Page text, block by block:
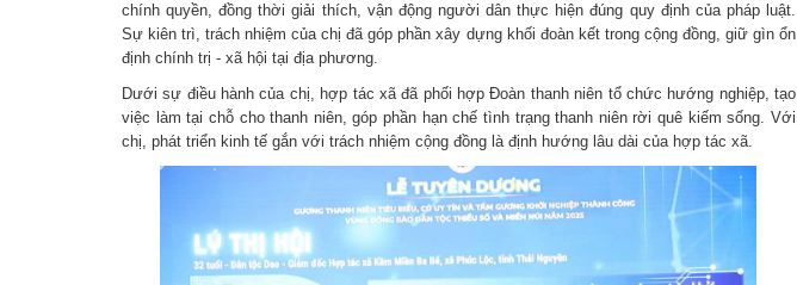
chính quyền, đồng thời giải thích, vận động người dân thực hiện đúng quy định của pháp luật.
Sự kiên trì, trách nhiệm của chị đã góp phần xây dựng khối đoàn kết trong cộng đồng, giữ gìn ổn
định chính trị - xã hội tại địa phương.
Dưới sự điều hành của chị, hợp tác xã đã phối hợp Đoàn thanh niên tổ chức hướng nghiệp, tạo
việc làm tại chỗ cho thanh niên, góp phần hạn chế tình trạng thanh niên rời quê kiếm sống. Với
chị, phát triển kinh tế gắn với trách nhiệm cộng đồng là định hướng lâu dài của hợp tác xã.